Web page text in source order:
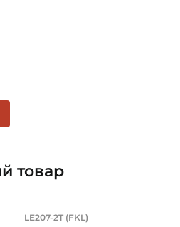
товар
19 мм, с
Подшипник
LE207-2T (FKL)